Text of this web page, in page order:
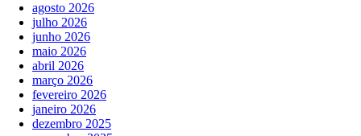
agosto 2026
julho 2026
junho 2026
maio 2026
abril 2026
março 2026
fevereiro 2026
janeiro 2026
dezembro 2025